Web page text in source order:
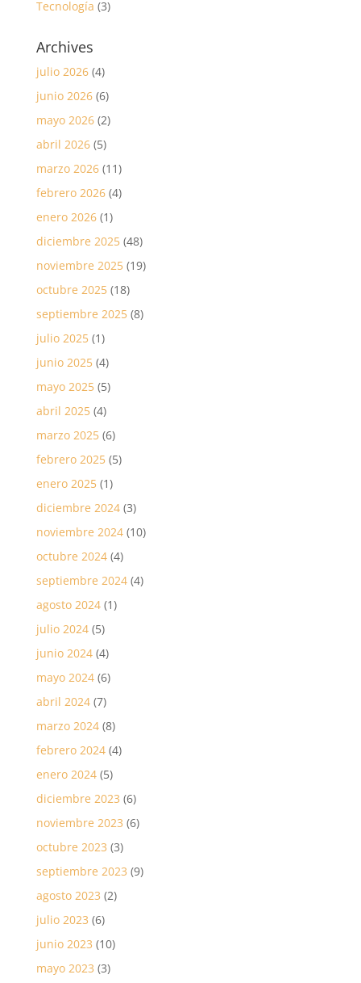
Tecnología (3)
Archives
julio 2026(4)
junio 2026(6)
mayo 2026(2)
abril 2026(5)
marzo 2026(11)
febrero 2026(4)
enero 2026(1)
diciembre 2025(48)
noviembre 2025(19)
octubre 2025(18)
septiembre 2025(8)
julio 2025(1)
junio 2025(4)
mayo 2025(5)
abril 2025(4)
marzo 2025(6)
febrero 2025(5)
enero 2025(1)
diciembre 2024(3)
noviembre 2024(10)
octubre 2024(4)
septiembre 2024(4)
agosto 2024(1)
julio 2024(5)
junio 2024(4)
mayo 2024(6)
abril 2024(7)
marzo 2024(8)
febrero 2024(4)
enero 2024(5)
diciembre 2023 (6)
noviembre 2023 (6)
octubre 2023 (3)
septiembre 2023 (9)
agosto 2023 (2)
julio 2023 (6)
junio 2023 (10)
mayo 2023 (3)